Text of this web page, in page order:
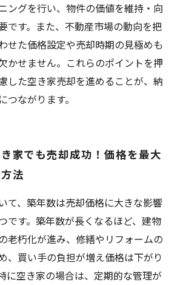
ングを行い、物件の価値を維持・向
です。また、不動産市場の動向を把
せた価格設定や売却時期の見極めも
かせません。これらのポイントを押
した空き家売却を進めることが、納
ながります。
家でも売却成功！価格を最大
法
て、築年数は売却価格に大きな影響
です。築年数が長くなるほど、建物
老朽化が進み、修繕やリフォームの
、買い手の負担が増え価格は下がり
に空き家の場合は、定期的な管理が